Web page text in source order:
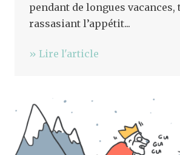
pendant de longues vacances,
rassasiant l’appétit...
» Lire l'article